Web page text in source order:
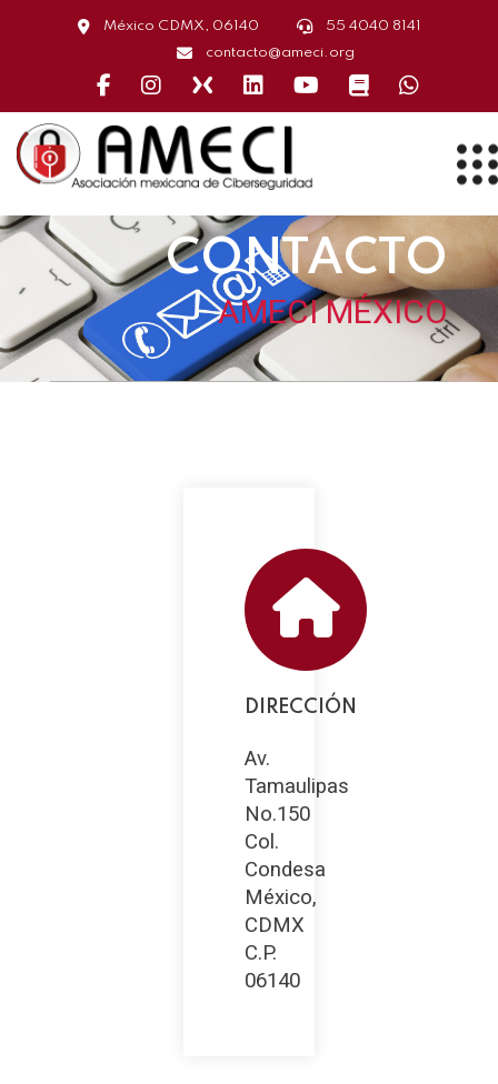
México CDMX, 06140
55 4040 8141
contacto@ameci.org
Faceinstagram
X linkedinyoutubecapacitación
CONTACTO
AMECI MÉXICO
DIRECCIÓN
Av.
Tamaulipas
No.150
Col.
Condesa
México,
CDMX
C.P.
06140